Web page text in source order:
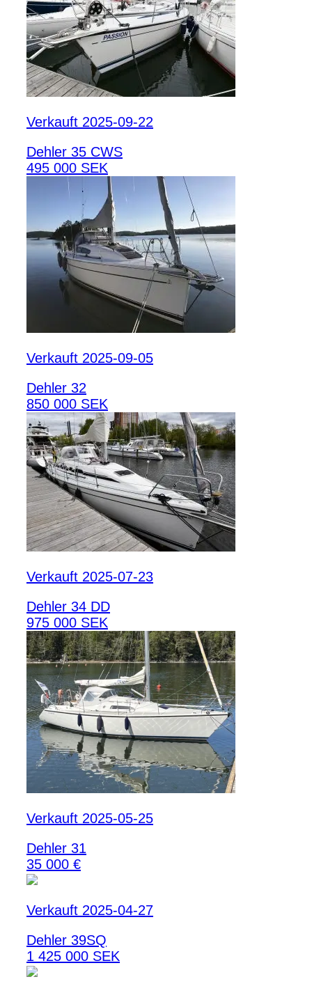
Verkauft 2025-09-22
Dehler 35 CWS
495 000 SEK
Verkauft 2025-09-05
Dehler 32
850 000 SEK
Verkauft 2025-07-23
Dehler 34 DD
975 000 SEK
Verkauft 2025-05-25
Dehler 31
35 000 €
Verkauft 2025-04-27
Dehler 39SQ
1 425 000 SEK